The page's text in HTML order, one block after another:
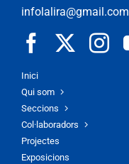
infolalira@gmail.com
Inici
Qui som
Seccions
Col·laboradors
Projectes
Exposicions